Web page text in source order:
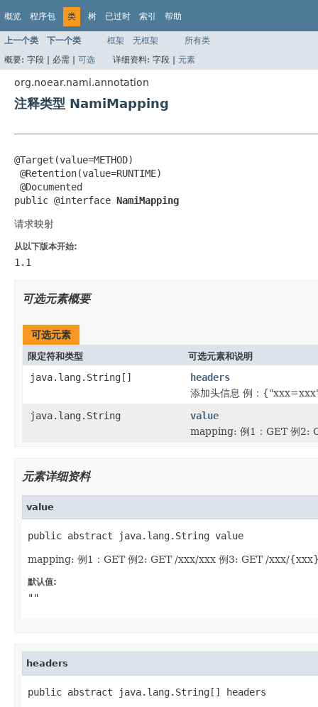
概览 程序包 类 树 已过时 索引 帮助
上一个类 下一个类 框架 无框架
所有类
概要: 字段 | 必需 | 可选 详细资料: 字段 | 元素
org.noear.nami.annotation
注释类型 NamiMapping
@Target(value=METHOD)
@Retention(value=RUNTIME)
@Documented
public @interface NamiMapping
请求映射
从以下版本开始:
1.1
可选元素概要
可选元素
限定符和类型 可选元素和说明
java.lang.String[]
headers
添加头信息 例：
java.lang.String
value
mapping: 例1：GET 例
元素详细资料
value
public abstract java.lang.String value
mapping: 例1：GET 例2: GET /xxx/xxx 例3: GET /xxx/
默认值:
""
headers
public abstract java.lang.String[] headers